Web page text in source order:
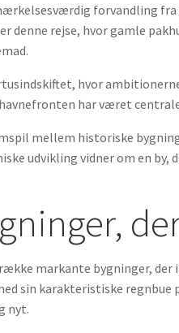
forvandling
denne rejse, hvor gamle
hvor
har været
mellem historiske
udvikling vidner om en
markante bygninger,
sin karakteristiske
nyt.